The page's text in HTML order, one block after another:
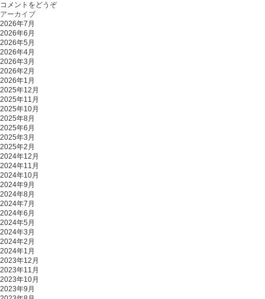
コメントをどうぞ
アーカイブ
2026年7月
2026年6月
2026年5月
2026年4月
2026年3月
2026年2月
2026年1月
2025年12月
2025年11月
2025年10月
2025年8月
2025年6月
2025年3月
2025年2月
2024年12月
2024年11月
2024年10月
2024年9月
2024年8月
2024年7月
2024年6月
2024年5月
2024年3月
2024年2月
2024年1月
2023年12月
2023年11月
2023年10月
2023年9月